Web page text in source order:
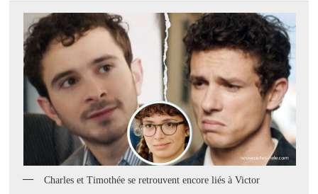
Charles et Timothée se retrouvent encore liés à Victor